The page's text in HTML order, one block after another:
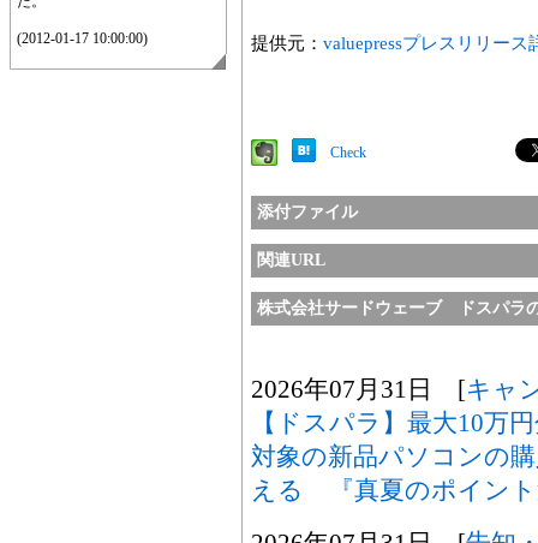
(2012-01-17 10:00:00) 提供元： valuepressプレスリリース
Check
添付ファイル
関連URL
株式会社サードウェーブ ドスパラ
2026年07月31日 [キャ
【ドスパラ】最大10
対象の新品パソコンの
える 『真夏のポイント